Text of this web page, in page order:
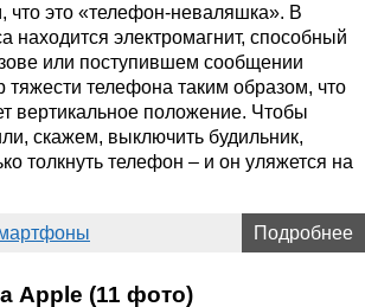
что это «телефон-неваляшка». В
находится электромагнит, способный
или поступившем сообщении
тяжести телефона таким образом, что
вертикальное положение. Чтобы
скажем, выключить будильник,
толкнуть телефон – и он уляжется на
Подробнее
Apple (11 фото)